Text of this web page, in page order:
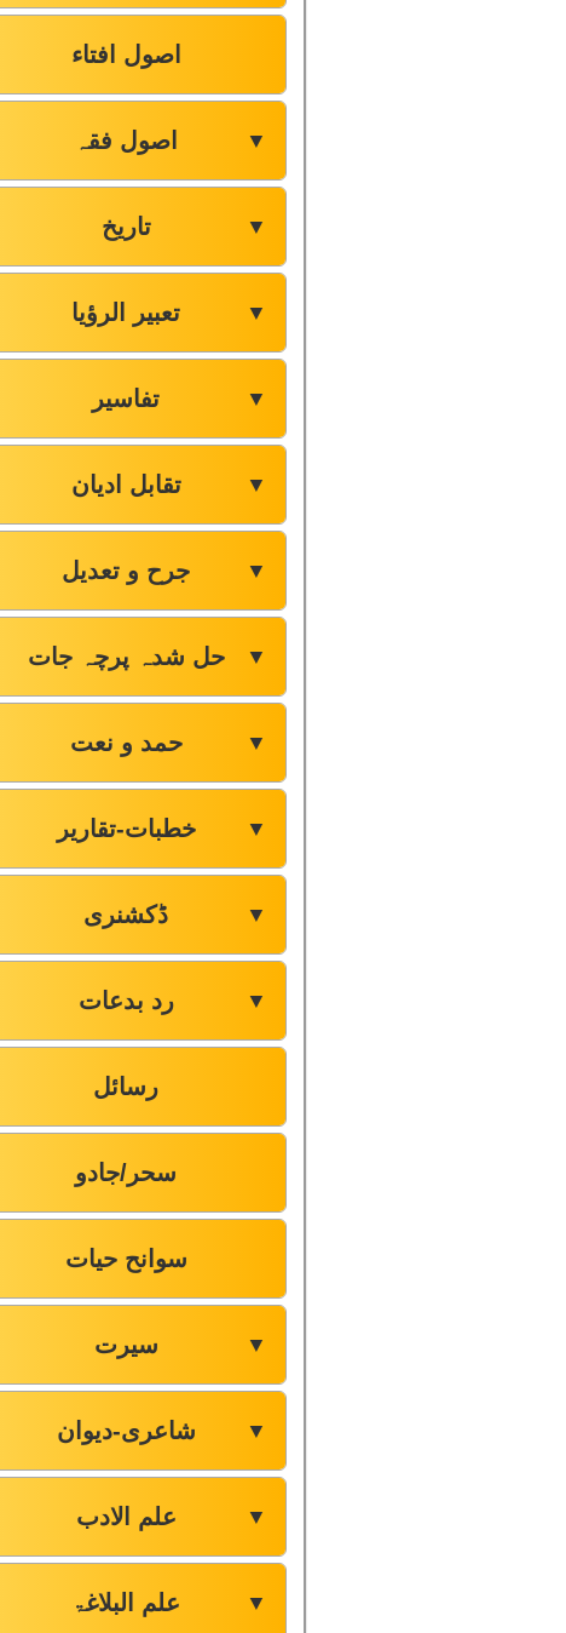
اصول افتاء
اصول فقہ ▼
تاریخ ▼
تعبیر الرؤیا ▼
تفاسیر ▼
تقابل ادیان ▼
جرح و تعدیل ▼
حل شدہ پرچہ جات ▼
حمد و نعت ▼
خطبات-تقاریر ▼
ڈکشنری ▼
رد بدعات ▼
رسائل
سحر/جادو
سوانح حیات
سیرت ▼
شاعری-دیوان ▼
علم الادب ▼
علم البلاغۃ ▼